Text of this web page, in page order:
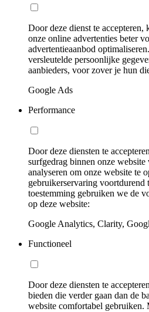
Door deze dienst te accepteren,
onze online advertenties beter
advertentieaanbod
versleutelde persoonlijke
aanbieders, voor zover je hun
Google Ads
Performance
Door deze diensten te
surfgedrag binnen onze
analyseren om onze website te
gebruikerservaring voortdurend
toestemming gebruiken we de
op deze website:
Google Analytics, Clarity,
Functioneel
Door deze diensten te
bieden die verder gaan dan de
website comfortabel gebruiken.